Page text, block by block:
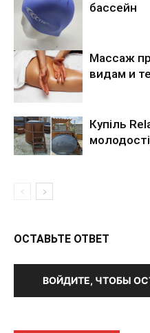
бассейн
Массаж
видам и
Купіль
ОСТАВЬТЕ ОТВЕТ
ВОЙДИТЕ, ЧТОБЫ